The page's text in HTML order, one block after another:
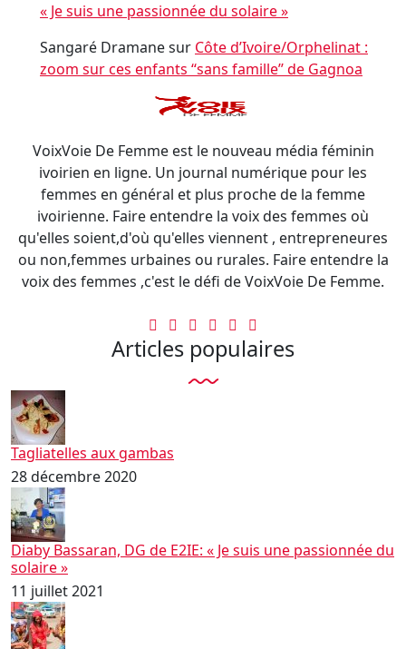
« Je suis une passionnée du solaire »
Sangaré Dramanesur Côte d’Ivoire/Orphelinat :
zoom sur ces enfants ‘‘sans famille’’ de Gagnoa
VoixVoie De Femme est le nouveau média féminin
ivoirien en ligne. Un journal numérique pour les
femmes en général et plus proche de la femme
ivoirienne. Faire entendre la voix des femmes où
qu'elles soient,d'où qu'elles viennent , entrepreneures
ou non,femmes urbaines ou rurales. Faire entendre la
voix des femmes ,c'est le défi de VoixVoie De Femme.
Articles populaires
Tagliatelles aux gambas
28 décembre 2020
Diaby Bassaran, DG de E2IE: « Je suis une passionnée du
solaire »
11 juillet 2021